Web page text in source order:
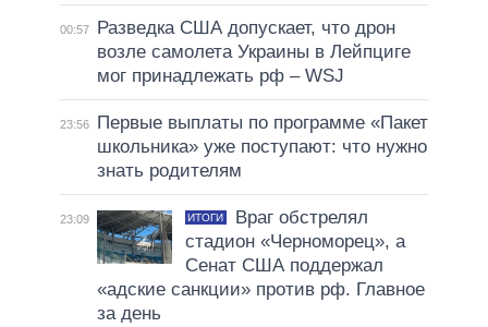
00:57
Разведка США допускает, что дрон
возле самолета Украины в Лейпциге
мог принадлежать рф – WSJ
23:56
Первые выплаты по программе «Пакет
школьника» уже поступают: что нужно
знать родителям
23:09 ИТОГИ
Враг обстрелял
стадион «Черноморец», а
Сенат США поддержал
«адские санкции» против рф. Главное
за день